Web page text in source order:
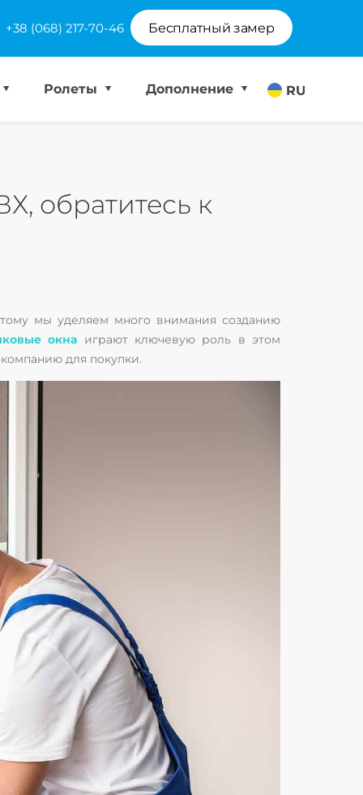
+38 (068) 217-70-46 Бесплатный замер
RU
Ролеты Дополнение
обратитесь к
мы уделяем много внимания созданию
окна играют ключевую роль в этом
для покупки.